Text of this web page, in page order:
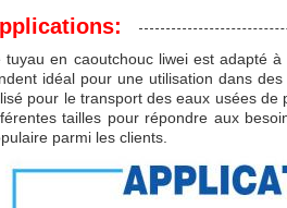
tuyau en caoutchouc liwei est adapté
idéal pour une utilisation dans
pour le transport des eaux usées
tailles pour répondre aux
parmi les clients.